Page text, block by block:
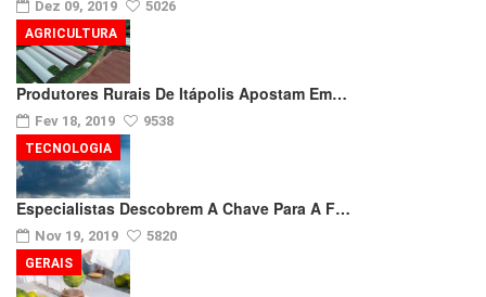
Dez 09, 2019 5026
Produtores Rurais De Itápolis Apostam Em…
Fev 18, 2019 9538
AGRICULTURA
Especialistas Descobrem A Chave Para A F…
Nov 19, 2019 5820
TECNOLOGIA
GERAIS